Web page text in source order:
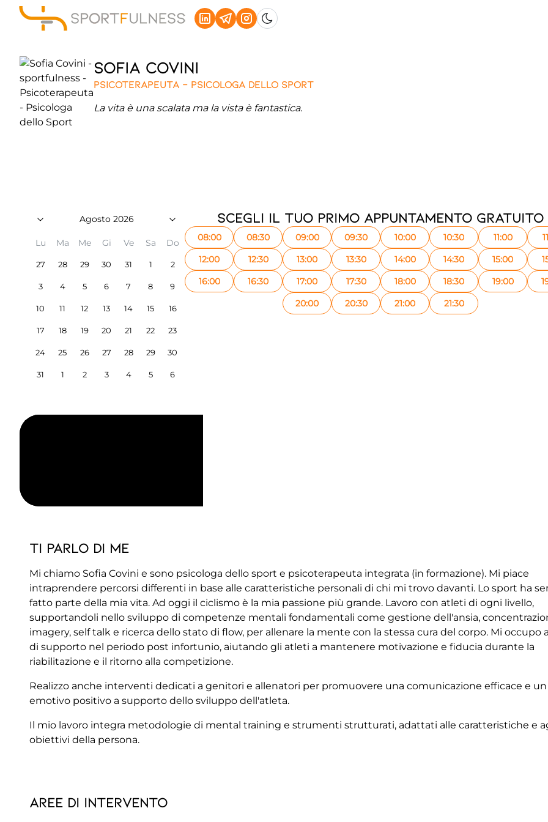
Sofia Covini
Psicoterapeuta - Psicologa dello Sport
La vita è una scalata ma la vista è fantastica.
Agosto 2026
Lu Ma Me Gi Ve Sa Do
27 28 29 30 31 1 2
3 4 5 6 7 8 9
10 11 12 13 14 15 16
17 18 19 20 21 22 23
24 25 26 27 28 29 30
31 1 2 3 4 5 6
Scegli il tuo primo appuntamento gratuito
08:00 08:30 09:00 09:30 10:00 10:30 11:00
12:00
12:30 13:00 13:30 14:00 14:30 15:00
16:00
16:30 17:00 17:30 18:00 18:30 19:00
20:00
20:30 21:00 21:30
TI PARLO DI ME
Mi chiamo Sofia Covini e sono psicologa dello sport e psicoterapeuta integrata (in formazione). Mi piace
intraprendere percorsi differenti in base alle caratteristiche personali di chi mi trovo davanti. Lo sport ha
fatto parte della mia vita. Ad oggi il ciclismo è la mia passione più grande. Lavoro con atleti di ogni livello,
supportandoli nello sviluppo di competenze mentali fondamentali come gestione dell'ansia,
imagery, self talk e ricerca dello stato di flow, per allenare la mente con la stessa cura del corpo. Mi occupo
di supporto nel periodo post infortunio, aiutando gli atleti a mantenere motivazione e fiducia durante la
riabilitazione e il ritorno alla competizione.
Realizzo anche interventi dedicati a genitori e allenatori per promuovere una comunicazione efficace e
emotivo positivo a supporto dello sviluppo dell'atleta.
Il mio lavoro integra metodologie di mental training e strumenti strutturati, adattati alle caratteristiche e
obiettivi della persona.
Aree di intervento